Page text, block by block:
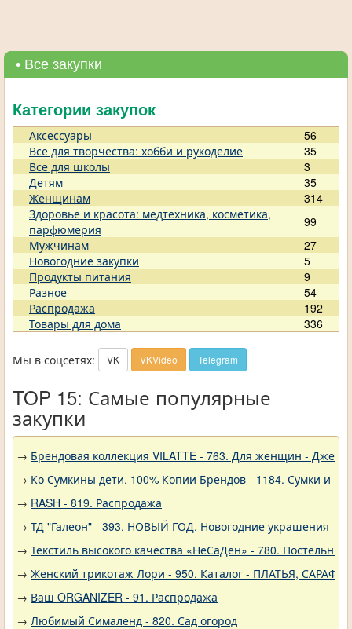
• Все закупки
Категории закупок
Аксессуары
56
Все для творчества: хобби и рукоделие
35
Все для школы
3
Детям
35
Женщинам
314
Здоровье и красота: медтехника, косметика,
парфюмерия
99
Мужчинам
27
Новогодние закупки
5
Продукты питания
9
Разное
54
Распродажа
192
Товары для дома
336
Мы в соцсетях: VK VKVideo Telegram
TOP 15: Самые популярные
закупки
→ Брендовая коллекция VILATTE - 763. Для женщин -
→ Ко Сумкины дети. 100% Копии Брендов - 1184. Сумки и
→ RASH - 819. Распродажа
→ ТД "Галеон" - 393. НОВЫЙ ГОД. Новогодние украшения -
→ Текстиль высокого качества «НеСаДен» - 780.
→ Женский трикотаж Лори - 950. Каталог - ПЛАТЬЯ,
→ Ваш ORGANIZER - 91. Распродажа
→ Любимый Сималенд - 820. Сад огород